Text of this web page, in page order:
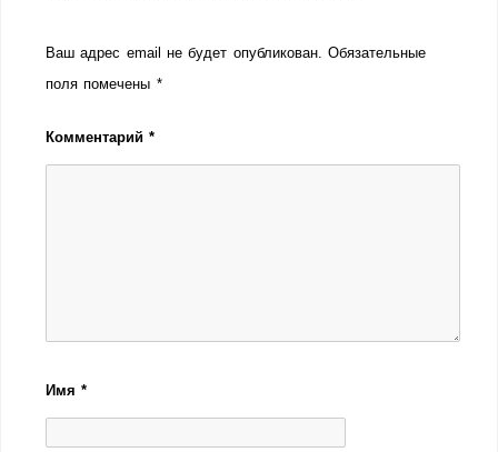
Ваш адрес email не будет опубликован. Обязательные
поля помечены *
Комментарий*
Имя*